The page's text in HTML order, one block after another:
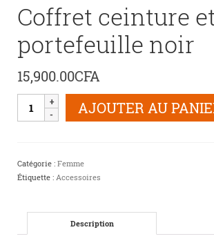
Coffret ceinture
portefeuille noir
15,900.00CFA
quantité
portefeuille
noir
AJOUTER AU
Catégorie : Femme
Étiquette : Accessoires
Description